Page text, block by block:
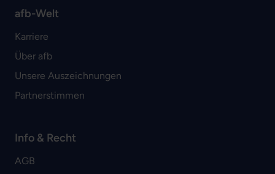
afb-Welt
Karriere
Über afb
Unsere Auszeichnungen
Partnerstimmen
Info & Recht
AGB